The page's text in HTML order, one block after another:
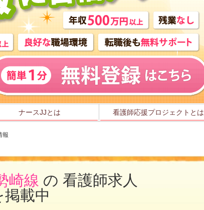
ナースJJとは 看護師応援プロジェクトとは
報
崎線 の 看護師求人
掲載中